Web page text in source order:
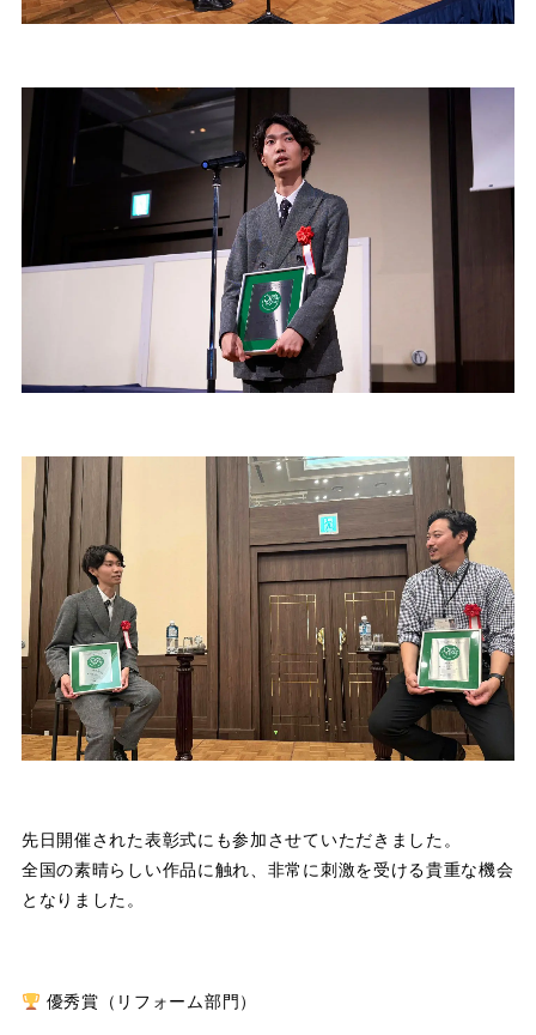
先日開催された表彰式にも参加させていただきました。
全国の素晴らしい作品に触れ、非常に刺激を受ける貴重な機会
となりました。
優秀賞（リフォーム部門）